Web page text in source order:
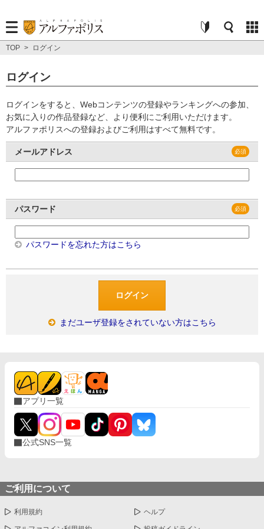
TOP > ログイン
ログイン
ログインをすると、Webコンテンツの登録やランキングへの参加、
お気に入りの作品登録など、より便利にご利用いただけます。
アルファポリスへの登録およびご利用はすべて無料です。
メールアドレス
パスワード
パスワードを忘れた方はこちら
まだユーザ登録をされていない方はこちら
アプリ一覧
公式SNS一覧
ご利用について
利用規約 ヘルプ